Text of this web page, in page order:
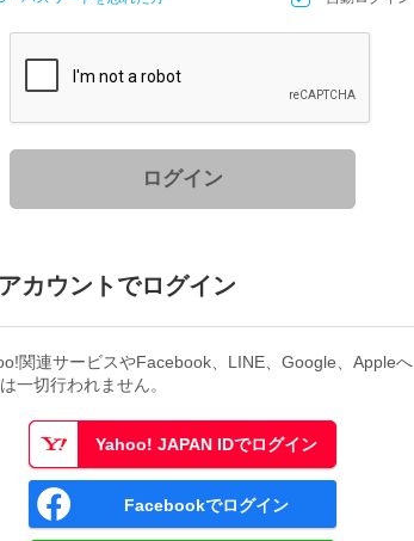
ログイン
カウントでログイン
関連サービスやFacebook、LINE、Google、Appleへ
一切行われません。
Yahoo! JAPAN IDでログイン
Facebookでログイン